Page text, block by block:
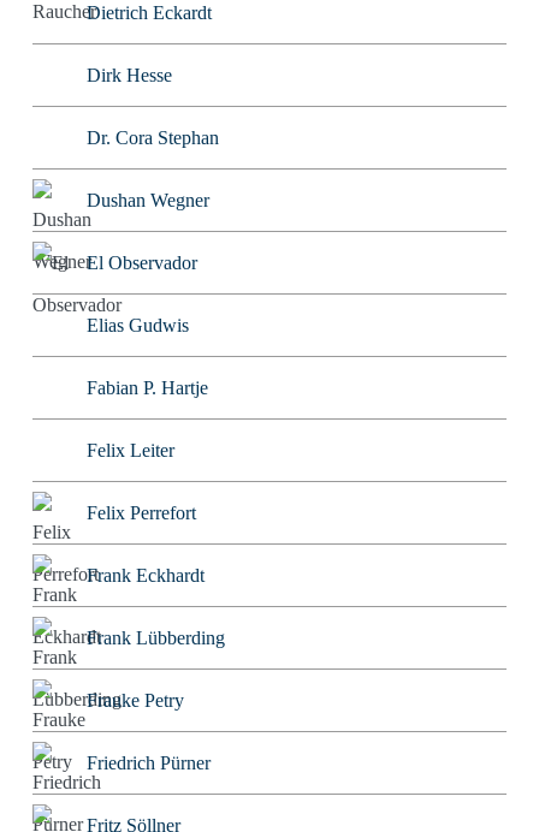
Dietrich Eckardt
Dirk Hesse
Dr. Cora Stephan
Dushan Wegner
El Observador
Elias Gudwis
Fabian P. Hartje
Felix Leiter
Felix Perrefort
Frank Eckhardt
Frank Lübberding
Frauke Petry
Friedrich Pürner
Fritz Söllner